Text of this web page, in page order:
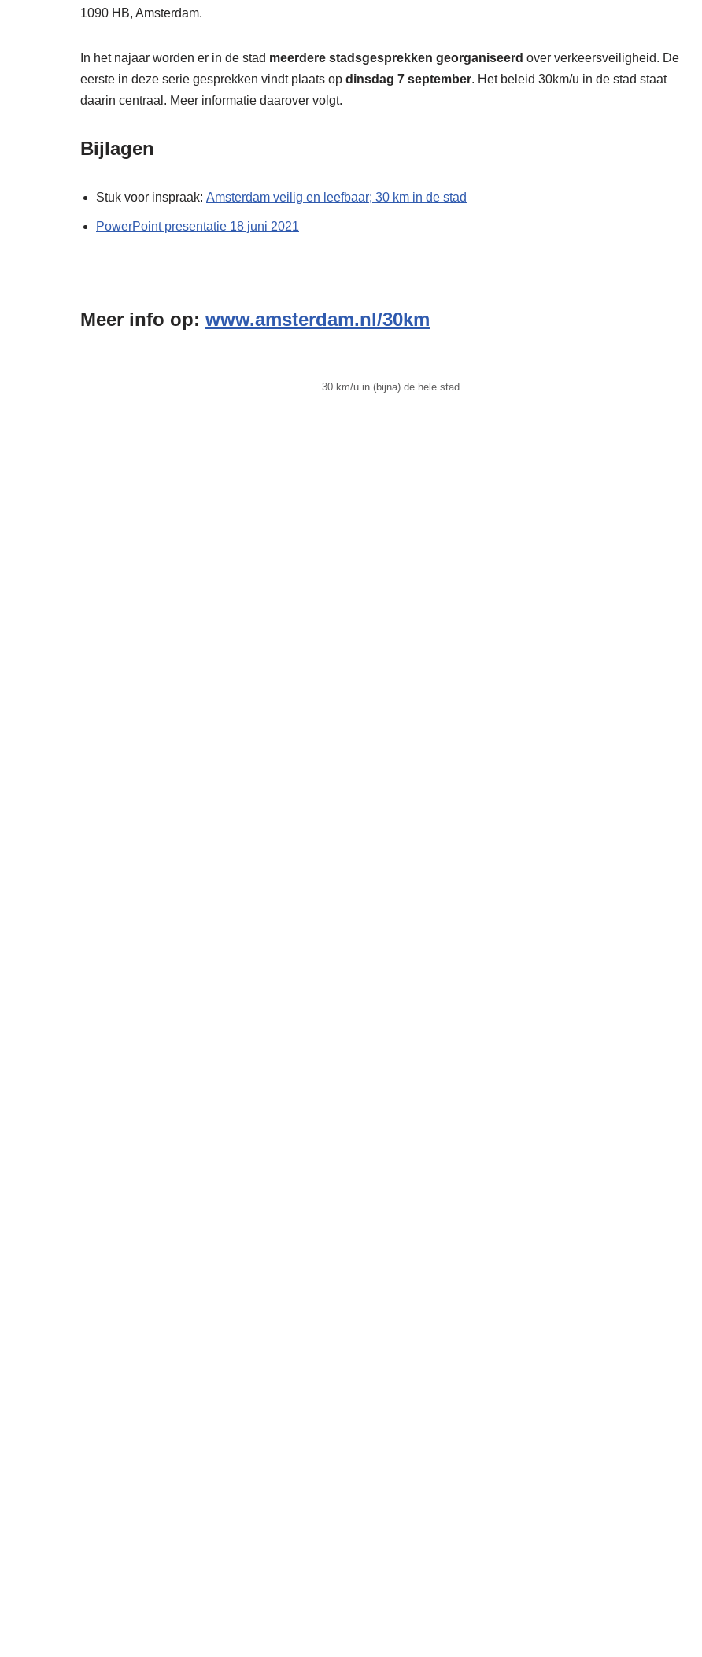
1090 HB, Amsterdam.
In het najaar worden er in de stad meerdere stadsgesprekken georganiseerd over verkeersveiligheid. De
eerste in deze serie gesprekken vindt plaats op dinsdag 7 september. Het beleid 30km/u in de stad staat
daarin centraal. Meer informatie daarover volgt.
Bijlagen
Stuk voor inspraak: Amsterdam veilig en leefbaar; 30 km in de stad
PowerPoint presentatie 18 juni 2021
Meer info op: www.amsterdam.nl/30km
30 km/u in (bijna) de hele stad